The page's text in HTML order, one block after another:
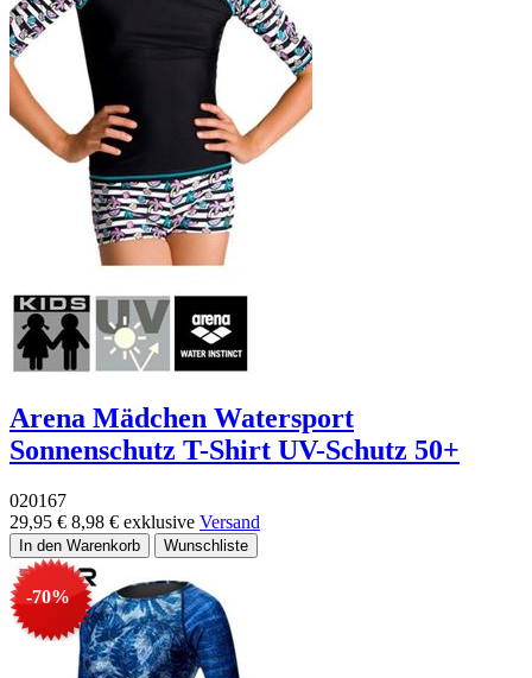
Arena Mädchen Watersport
Sonnenschutz T-Shirt UV-Schutz 50+
020167
29,95 € 8,98 € exklusive Versand
-70%